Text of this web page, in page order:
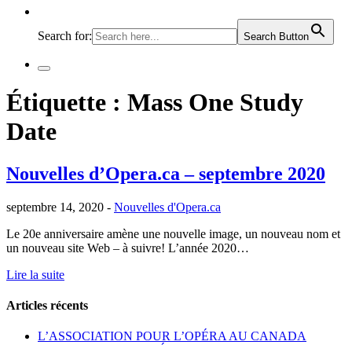
Search for: Search Button
Étiquette : Mass One Study
Date
Nouvelles d’Opera.ca – septembre 2020
septembre 14, 2020 - Nouvelles d'Opera.ca
Le 20e anniversaire amène une nouvelle image, un nouveau nom et
un nouveau site Web – à suivre! L’année 2020…
Lire la suite
Articles récents
L’ASSOCIATION POUR L’OPÉRA AU CANADA